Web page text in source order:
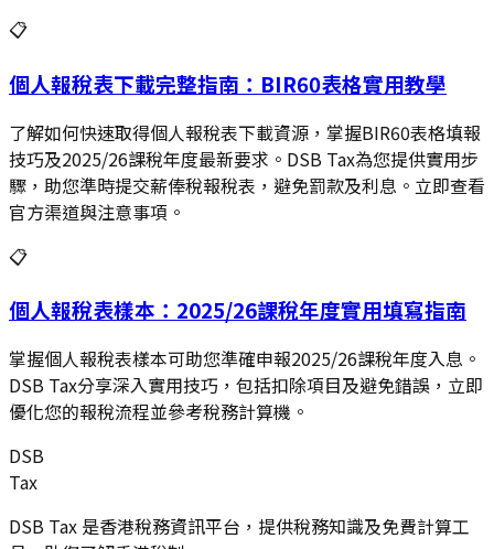
📋
個人報稅表下載完整指南：BIR60表格實用教學
了解如何快速取得個人報稅表下載資源，掌握BIR60表格填報
技巧及2025/26課稅年度最新要求。DSB Tax為您提供實用步
驟，助您準時提交薪俸稅報稅表，避免罰款及利息。立即查看
官方渠道與注意事項。
📋
個人報稅表樣本：2025/26課稅年度實用填寫指南
掌握個人報稅表樣本可助您準確申報2025/26課稅年度入息。
DSB Tax分享深入實用技巧，包括扣除項目及避免錯誤，立即
優化您的報稅流程並參考稅務計算機。
DSB
Tax
DSB Tax 是香港稅務資訊平台，提供稅務知識及免費計算工